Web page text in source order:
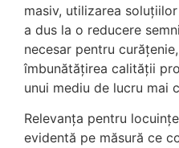
masiv, utilizarea
a dus la o reducere
necesar pentru
îmbunătățirea calității
unui mediu de lucru mai
Relevanța pentru
evidentă pe măsură ce